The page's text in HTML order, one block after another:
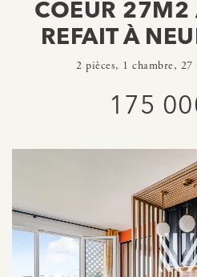
COEUR 27M2
REFAIT À
2 pièces, 1 chambre, 27
175